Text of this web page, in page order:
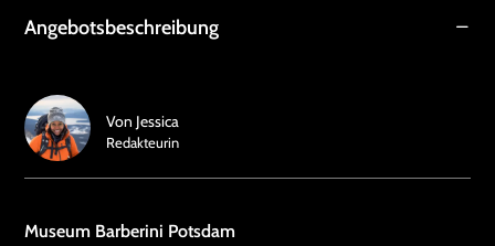
Angebotsbeschreibung
Museum Barberini Potsdam
Von Jessica
Redakteurin